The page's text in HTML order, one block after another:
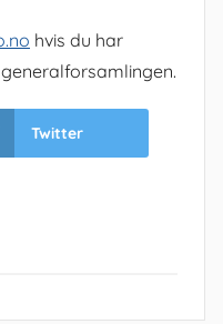
hvis du har
Twitter